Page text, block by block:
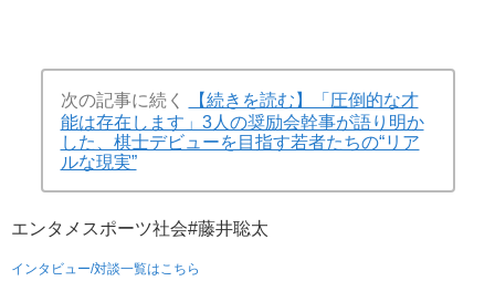
次の記事に続く
【続きを読む】「圧倒的な才
能は存在します」3人の奨励会幹事が語り明か
した、棋士デビューを目指す若者たちの“リア
ルな現実”
エンタメ スポーツ社会#藤井聡太
インタビュー/対談一覧はこちら